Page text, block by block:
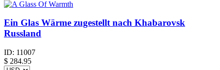
Ein Glas Wärme zugestellt nach Khabarovsk
Russland
ID: 11007
$ 284.95